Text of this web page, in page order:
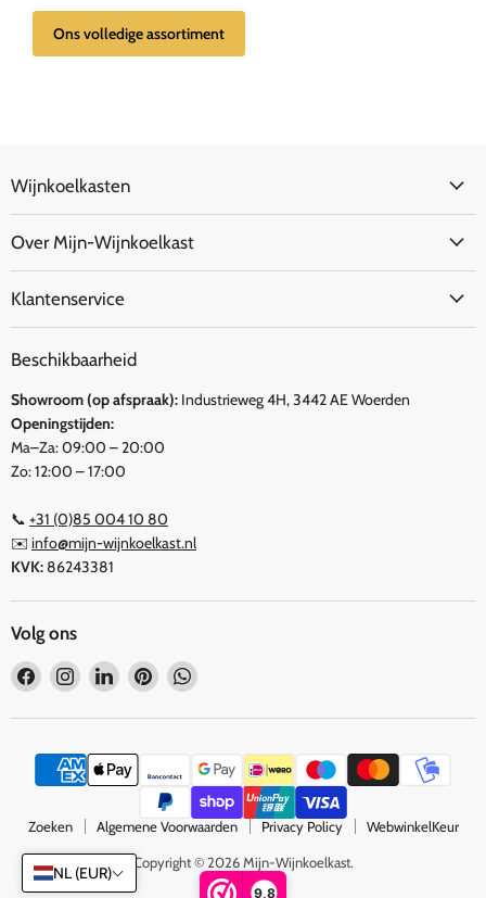
9,8
Ons volledige assortiment
Wijnkoelkasten
Over Mijn-Wijnkoelkast
Klantenservice
Beschikbaarheid
Showroom (op afspraak): Industrieweg 4H, 3442 AE Woerden
Openingstijden:
Ma–Za: 09:00 – 20:00
Zo: 12:00 – 17:00
📞 +31 (0)85 004 10 80
✉️ info@mijn-wijnkoelkast.nl
KVK:86243381
Volg ons
Vind
ons
op
Vind
ons
op
Vind
ons
op
Vind
ons
op
Vind
op
Zoeken Algemene Voorwaarden Privacy Policy WebwinkelKeur
Copyright © 2026 Mijn-Wijnkoelkast.
NL (EUR)